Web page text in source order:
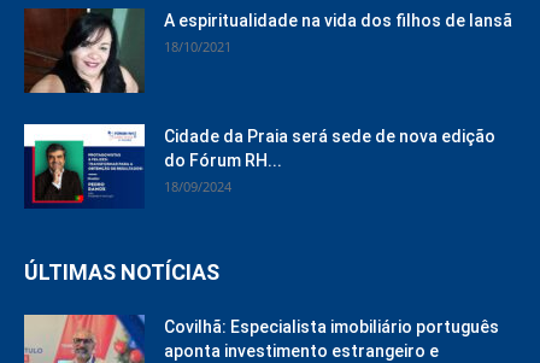
A espiritualidade na vida dos filhos de Iansã
18/10/2021
Cidade da Praia será sede de nova edição
do Fórum RH...
18/09/2024
ÚLTIMAS NOTÍCIAS
Covilhã: Especialista imobiliário português
aponta investimento estrangeiro e